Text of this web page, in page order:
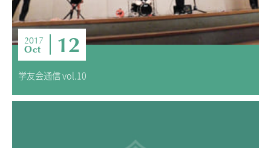
2017
Oct 12
学友会通信 vol.10